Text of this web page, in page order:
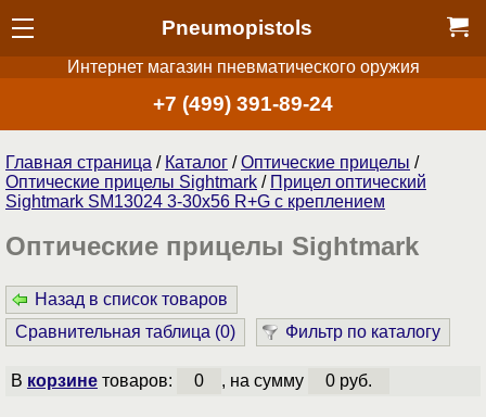
Pneumopistols
Интернет магазин пневматического оружия
+7 (499) 391-89-24
Главная страница / Каталог /Оптические прицелы /
Оптические прицелы Sightmark / Прицел оптический
Sightmark SM13024 3-30х56 R+G c креплением
Оптические прицелы Sightmark
Назад в список товаров
Сравнительная таблица (0) Фильтр по каталогу
В корзинетоваров: 0 , на сумму 0 руб.